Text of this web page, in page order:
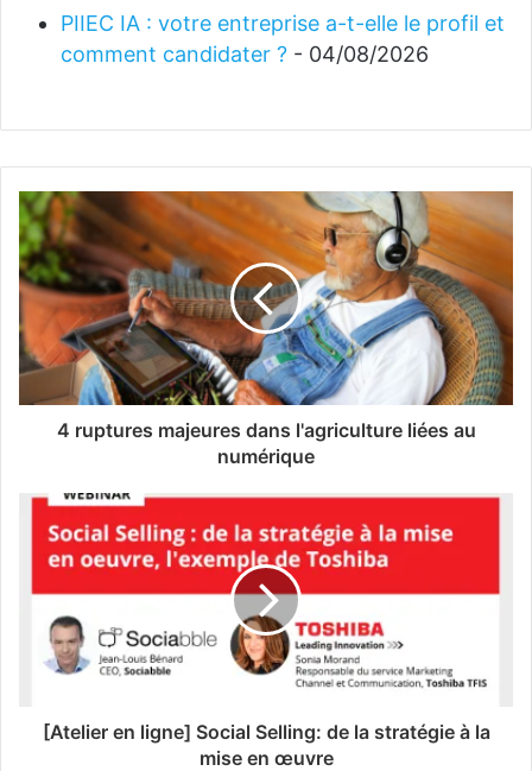
PIIEC IA : votre entreprise a-t-elle le profil et
comment candidater ? - 04/08/2026
4 ruptures majeures dans l'agriculture liées au
numérique
[Atelier en ligne] Social Selling: de la stratégie à la
mise en œuvre